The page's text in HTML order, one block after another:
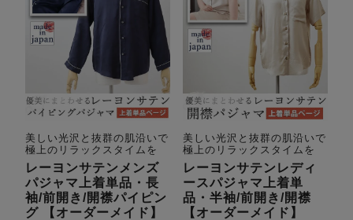
美しい光沢と抜群の肌沿いで
極上のリラックスタイムを
レーヨンサテンメンズ
パジャマ上着単品・長
袖/前開き/開襟パイピン
グ 【オーダーメイド】
美しい光沢と抜群の肌沿いで
極上のリラックスタイムを
レーヨンサテンレディ
ースパジャマ上着単
品・半袖/前開き/開襟
【オーダーメイド】